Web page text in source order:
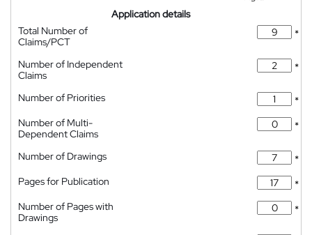
Application details
Total Number of
Claims/PCT
*
Number of Independent
Claims
*
Number of Priorities
*
Number of Multi-
Dependent Claims
*
Number of Drawings
*
Pages for Publication
*
Number of Pages with
Drawings
*